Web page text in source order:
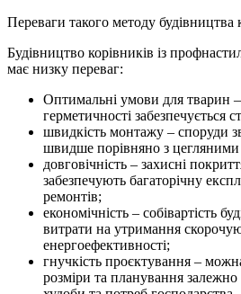
Переваги такого методу будівництва
Будівництво корівників із
має низку переваг:
Оптимальні умови для тварин –
герметичності забезпечується
швидкість монтажу – споруди
швидше порівняно з
довговічність – захисні
забезпечують багаторічну
ремонтів;
економічність – собівартість
витрати на утримання
енергоефективності;
гнучкість проєктування –
розміри та планування залежно